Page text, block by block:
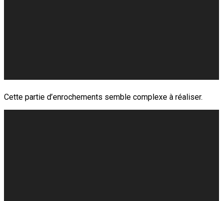
Cette partie d’enrochements semble complexe à réaliser.